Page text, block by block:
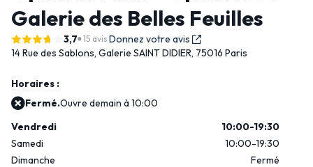
Galerie des Belles Feuilles
3,7 15 avis Donnez votre avis
14 Rue des Sablons, Galerie SAINT DIDIER, 75016 Paris
Horaires :
Fermé.Ouvre demain à 10:00
Vendredi
10:00-19:30
Samedi
10:00-19:30
Dimanche
Fermé